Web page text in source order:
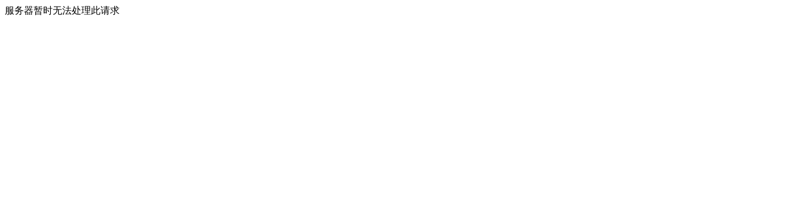
服务器暂时无法处理此请求